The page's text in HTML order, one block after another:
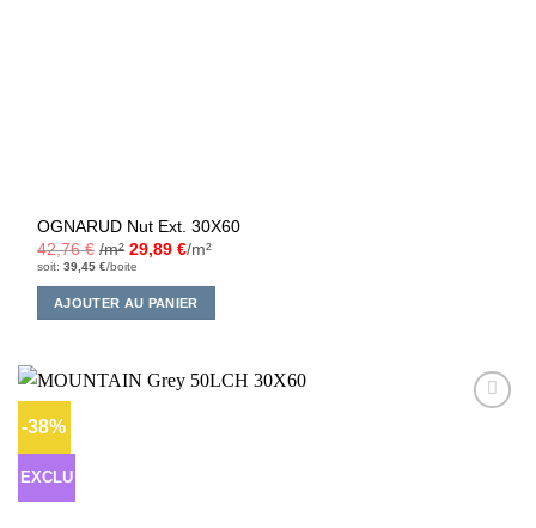
OGNARUD Nut Ext. 30X60
42,76€ /m² 29,89€/m²
soit:39,45€/boite
AJOUTER AU PANIER
-38%
EXCLU